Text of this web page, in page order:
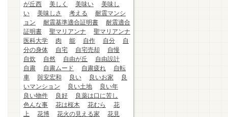
が丘西
美しく 美味い
美味し
い
美味しさ 考える
耐震マンシ
ョン
耐震基準適合証明書
耐震適合
証明書
聖マリアンナ
聖マリアンナ
医科大学
肉 能 自作 自分
自
分の身体
自宅 自宅売却
自慢
自炊
自然 自由が丘
自由設計
自粛
自粛ムード 自粛疲れ
自転
車
與安宏和 良い 良いお家
良
いマンション
良い土地
良い年
良い物件
良好
良薬は口に苦し
色んな事
花は桜木 花むら
花
上
花博 花火の見える家
花見